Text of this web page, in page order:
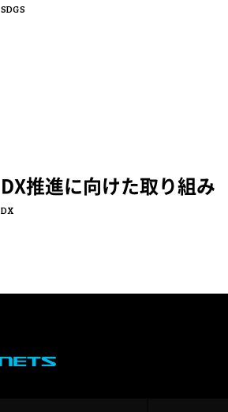
SDGS
DX推進に向けた取り組み
DX